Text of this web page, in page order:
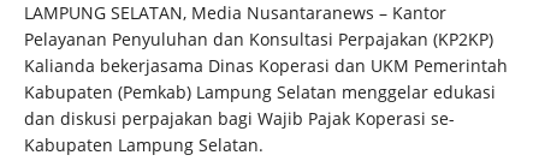
LAMPUNG SELATAN, Media Nusantaranews – Kantor
Pelayanan Penyuluhan dan Konsultasi Perpajakan (KP2KP)
Kalianda bekerjasama Dinas Koperasi dan UKM Pemerintah
Kabupaten (Pemkab) Lampung Selatan menggelar edukasi
dan diskusi perpajakan bagi Wajib Pajak Koperasi se-
Kabupaten Lampung Selatan.